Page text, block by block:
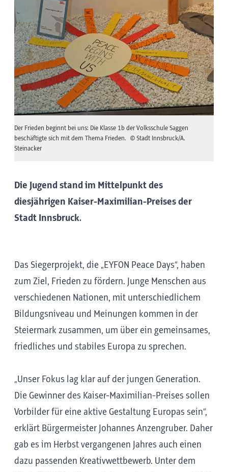
Der Frieden beginnt bei uns: Die Klasse 1b der Volksschule Saggen
beschäftigte sich mit dem Thema Frieden.
© Stadt Innsbruck/A.
Steinacker
Die Jugend stand im Mittelpunkt des
diesjährigen Kaiser-Maximilian-Preises der
Stadt Innsbruck.
Das Siegerprojekt, die „EYFON Peace Days“, haben
zum Ziel, Frieden zu fördern. Junge Menschen aus
verschiedenen Nationen, mit unterschiedlichem
Bildungsniveau und Meinungen kommen in der
Steiermark zusammen, um über ein gemeinsames,
friedliches und stabiles Europa zu sprechen.
„Unser Fokus lag klar auf der jungen Generation.
Die Gewinner des Kaiser-Maximilian-Preises sollen
Vorbilder für eine aktive Gestaltung Europas sein“,
erklärt Bürgermeister Johannes Anzengruber. Daher
gab es im Herbst vergangenen Jahres auch einen
dazu passenden Kreativwettbewerb. Unter dem